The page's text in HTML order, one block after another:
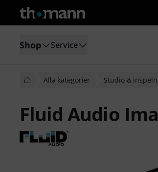
Shop Service
Alla kategorier Studio &
Fluid Audio